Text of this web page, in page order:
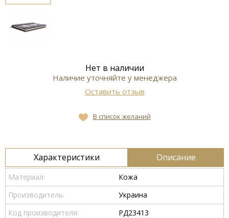
Нет в наличии
Наличие уточняйте у менеджера
Оставить отзыв
В список желаний
Характеристики Описание
Материал:
Кожа
Производитель:
Украина
Код производителя:
РД23413